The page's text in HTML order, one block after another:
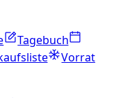
Tagebuch
Vorrat